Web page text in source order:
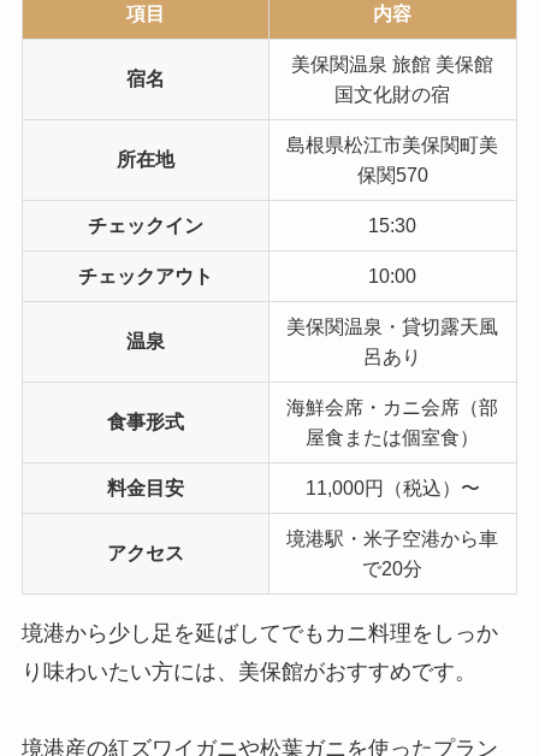
項目 内容
宿名
美保関温泉 旅館 美保館
国文化財の宿
所在地
島根県松江市美保関町美
保関570
チェックイン 15:30
チェックアウト 10:00
温泉
美保関温泉・貸切露天風
呂あり
食事形式
海鮮会席・カニ会席（部
屋食または個室食）
料金目安 11,000円（税込）〜
アクセス
境港駅・米子空港から車
で20分
境港から少し足を延ばしてでもカニ料理をしっか
り味わいたい方には、美保館がおすすめです。
境港産の紅ズワイガニや松葉ガニを使ったプラン